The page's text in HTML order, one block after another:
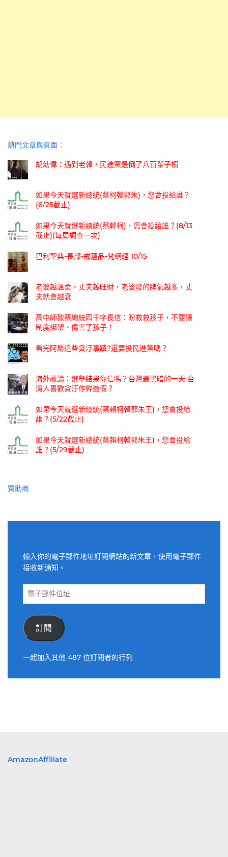
熱門文章與頁面︰
胡幼偉：遇到老韓，民進黨是倒了八百輩子楣
如果今天就選新總統(蔡柯韓郭朱)，您會投給誰？
(6/25截止)
如果今天就選新總統(蔡韓柯)，您會投給誰？(8/13
截止)(每周調查一次)
巴利聖典-長部-戒蘊品-梵網經 10/15
老婆越溫柔，丈夫越旺財，老婆發的脾氣越多，丈
夫就會越衰
高中師致蔡總統四千字長信：盼救救孩子，不要讓
制度綁架、傷害了孩子！
看完阿扁這些貪汙事蹟?還要投民進黨嗎？
海外政論：選舉結果你信嗎？台灣最黑暗的一天 台
灣人喜歡貪汙作弊造假？
如果今天就選新總統(蔡賴柯韓郭朱王)，您會投給
誰？(5/22截止)
如果今天就選新總統(蔡賴柯韓郭朱王)，您會投給
誰？(5/29截止)
贊助商
輸入你的電子郵件地址訂閱網站的新文章，使用電子郵件
接收新通知。
電
件
位
訂閱
一起加入其他 487 位訂閱者的行列
AmazonAffiliate